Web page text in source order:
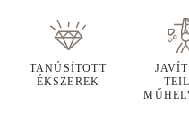
TANÚSÍTOTT
ÉKSZEREK